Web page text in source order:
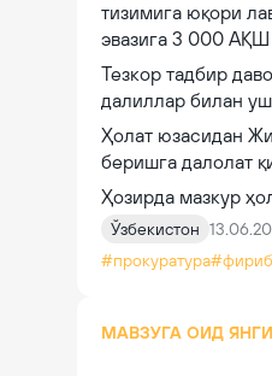
тизимига юқори
эвазига 3 000 АҚШ
Тезкор тадбир
далиллар билан
Ҳолат юзасидан
беришга далолат
Ҳозирда мазкур
Ўзбекистон
#прокуратура
МАВЗУГА ОИД